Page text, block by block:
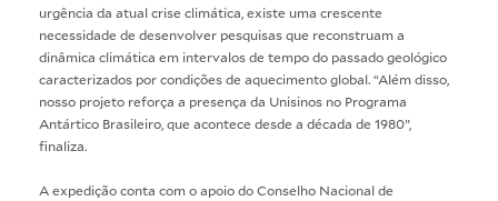
urgência da atual crise climática, existe uma crescente
necessidade de desenvolver pesquisas que reconstruam a
dinâmica climática em intervalos de tempo do passado geológico
caracterizados por condições de aquecimento global. “Além disso,
nosso projeto reforça a presença da Unisinos no Programa
Antártico Brasileiro, que acontece desde a década de 1980”,
finaliza.
A expedição conta com o apoio do Conselho Nacional de